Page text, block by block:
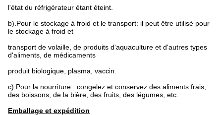
l'état du réfrigérateur étant éteint.
b).Pour le stockage à froid et le transport: il peut être utilisé pour
le stockage à froid et
transport de volaille, de produits d'aquaculture et d'autres types
d'aliments, de médicaments
produit biologique, plasma, vaccin.
c).Pour la nourriture : congelez et conservez des aliments frais,
des boissons, de la bière, des fruits, des légumes, etc.
Emballage et expédition